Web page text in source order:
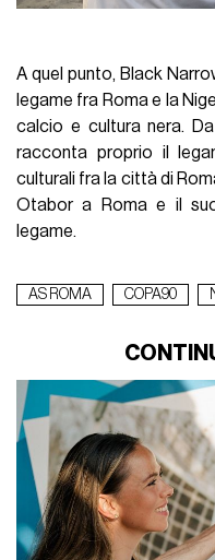
A quel punto, Black
legame fra Roma e la
calcio e cultura nera.
racconta proprio il
culturali fra la città di
Otabor a Roma e il
legame.
AS ROMA COPA90